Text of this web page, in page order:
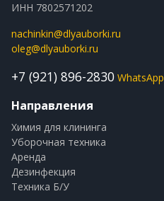
ИНН 7802571202
nachinkin@dlyauborki.ru
oleg@dlyauborki.ru
+7 (921) 896-2830 WhatsApp
Направления
Химия для клининга
Уборочная техника
Аренда
Дезинфекция
Техника Б/У